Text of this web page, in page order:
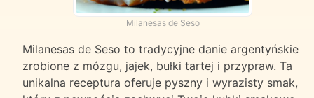
Milanesas de Seso
Milanesas de Seso to tradycyjne danie argentyńskie
zrobione z mózgu, jajek, bułki tartej i przypraw. Ta
unikalna receptura oferuje pyszny i wyrazisty smak,